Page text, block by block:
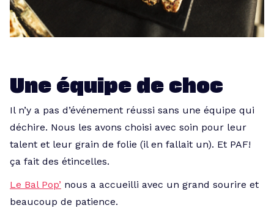
Une équipe de choc
Il n’y a pas d’événement réussi sans une équipe qui
déchire. Nous les avons choisi avec soin pour leur
talent et leur grain de folie (il en fallait un). Et PAF!
ça fait des étincelles.
Le Bal Pop’ nous a accueilli avec un grand sourire et
beaucoup de patience.